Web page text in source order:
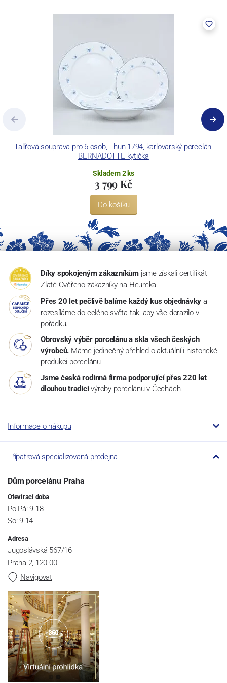
pecemi a vtavnou dekorační pecí. Závod je schopen dekorovat své
Concordia Lesov používá ochrannou známku LC a Thun Hotel &
Talířová souprava pro 6 osob, Thun 1794, karlovarský porcelán,
BERNADOTTE kytička
Skladem 2 ks
3 799 Kč
Do košíku
Díky spokojeným zákazníkům jsme získali certifikát
Zlaté Ověřeno zákazníky na Heureka.
Přes 20 let pečlivě balíme každý kus objednávky a
rozesíláme do celého světa tak, aby vše dorazilo v
pořádku.
Obrovský výběr porcelánu a skla všech českých
výrobců. Máme jedinečný přehled o aktuální i historické
produkci porcelánu
Jsme česká rodinná firma podporující přes 220 let
dlouhou tradici výroby porcelánu v Čechách.
Informace o nákupu
Třípatrová specializovaná prodejna
Dům porcelánu Praha
Otevírací doba
Po-Pá: 9-18
So: 9-14
Adresa
Jugoslávská 567/16
Praha 2, 120 00
Navigovat